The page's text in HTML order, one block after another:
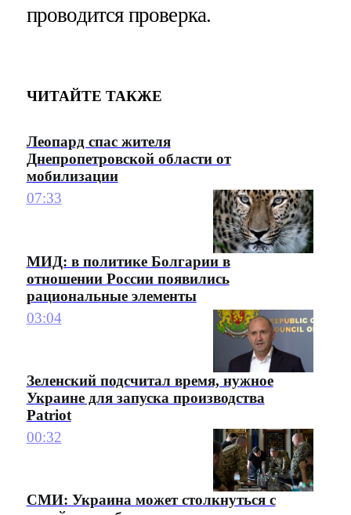
проводится проверка.
ЧИТАЙТЕ ТАКЖЕ
Леопард спас жителя
Днепропетровской области от
мобилизации
07:33
МИД: в политике Болгарии в
отношении России появились
рациональные элементы
03:04
Зеленский подсчитал время, нужное
Украине для запуска производства
Patriot
00:32
СМИ: Украина может столкнуться с